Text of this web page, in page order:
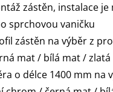
zástěn, instalace je
sprchovou vaničku
zástěn na výběr z
mat / bílá mat /
o délce 1400 mm na